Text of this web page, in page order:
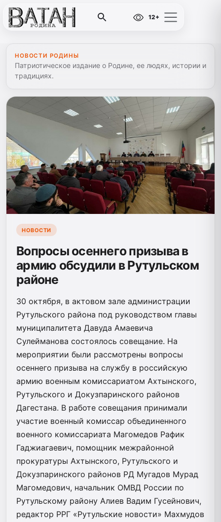
12+
НОВОСТИ РОДИНЫ
Патриотическое издание о Родине, ее людях, истории и
традициях.
НОВОСТИ
Вопросы осеннего призыва в
армию обсудили в Рутульском
районе
30 октября, в актовом зале администрации
Рутульского района под руководством главы
муниципалитета Давуда Амаевича
Сулейманова состоялось совещание. На
мероприятии были рассмотрены вопросы
осеннего призыва на службу в российскую
армию военным комиссариатом Ахтынского,
Рутульского и Докузпаринского районов
Дагестана. В работе совещания принимали
участие военный комиссар объединенного
военного комиссариата Магомедов Рафик
Гаджиагаевич, помощник межрайонной
прокуратуры Ахтынского, Рутульского и
Докузпаринского районов РД Мугадов Мурад
Магомедович, начальник ОМВД России по
Рутульскому району Алиев Вадим Гусейнович,
редактор РРГ «Рутульские новости» Махмудов